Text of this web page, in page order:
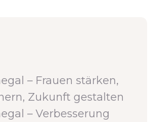
– Frauen stärken,
Zukunft gestalten
– Verbesserung